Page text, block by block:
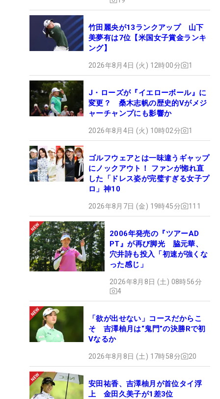
竹田麗央が13ランクアップ 山下
美夢有は7位【米国女子賞金ランキ
ング】
2026年8月4日 (火) 12時00分 1
J・ローズが『イエローボール』に
変更？ 桑木志帆の歴史的Vがメジ
ャーチャンプにも影響か
2026年8月4日 (火) 10時02分 1
ゴルフウェアとは一味違うギャップ
にノックアウト！ ファンが惚れ直
した「ドレス姿が完璧すぎる女子プ
ロ」神10
2026年8月7日 (金) 19時45分 111
2006年発売の『ツアーAD
PT』が再び脚光 脇元華、
穴井詩も投入「初速が強くな
った感じ」
2026年8月8日 (土) 08時56分
4
「欲が出せない」コースだからこ
そ 吉澤柚月は“鬼門”の決勝Rで初
Vなるか
2026年8月8日 (土) 17時58分 20
安田祐香、吉澤柚月が首位タイ浮
上 金田久美子が1差3位